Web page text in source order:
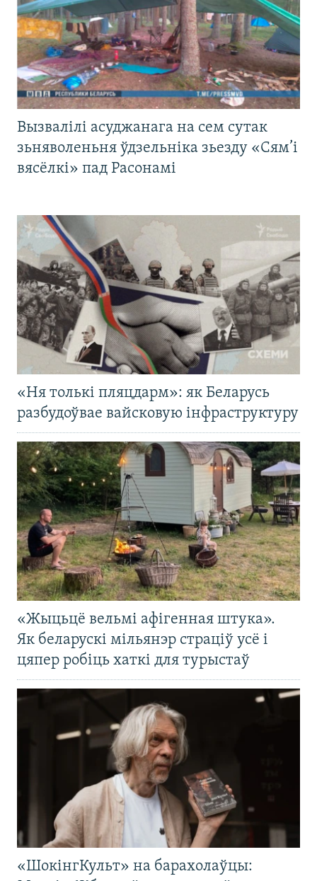
Вызвалілі асуджанага на сем сутак
зьняволеньня ўдзельніка зьезду «Сям’і
вясёлкі» пад Расонамі
«Ня толькі пляцдарм»: як Беларусь
разбудоўвае вайсковую інфраструктуру
«Жыцьцё вельмі афігенная штука».
Як беларускі мільянэр страціў усё і
цяпер робіць хаткі для турыстаў
«ШокінгКульт» на барахолаўцы: